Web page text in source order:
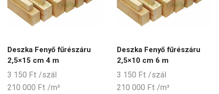
Deszka Fenyő fűrészáru
2,5×15 cm 4 m
3 150 Ft /szál
210 000 Ft /m³
Deszka Fenyő fűrészáru
2,5×10 cm 6 m
3 150 Ft /szál
210 000 Ft /m³